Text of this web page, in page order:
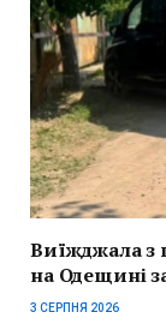
Виїжджала з
на Одещині
3 СЕРПНЯ 2026